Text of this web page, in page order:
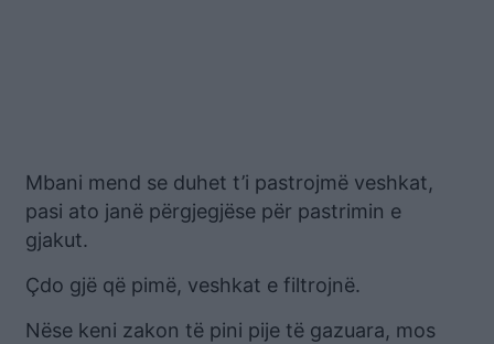
Mbani mend se duhet t’i pastrojmë veshkat,
pasi ato janë përgjegjëse për pastrimin e
gjakut.
Çdo gjë që pimë, veshkat e filtrojnë.
Nëse keni zakon të pini pije të gazuara, mos